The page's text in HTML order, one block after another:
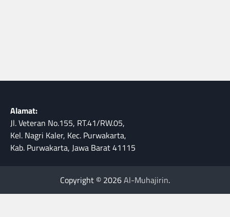
Alamat:
Jl. Veteran No.155, RT.41/RW.05,
Kel. Nagri Kaler, Kec. Purwakarta,
Kab. Purwakarta, Jawa Barat 41115
Copyright © 2026Al-Muhajirin.